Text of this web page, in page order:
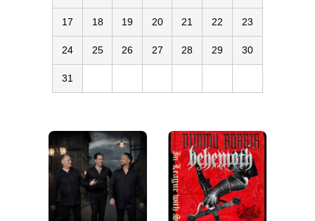
17 18 19 20 21 22 23
24 25 26 27 28 29 30
31